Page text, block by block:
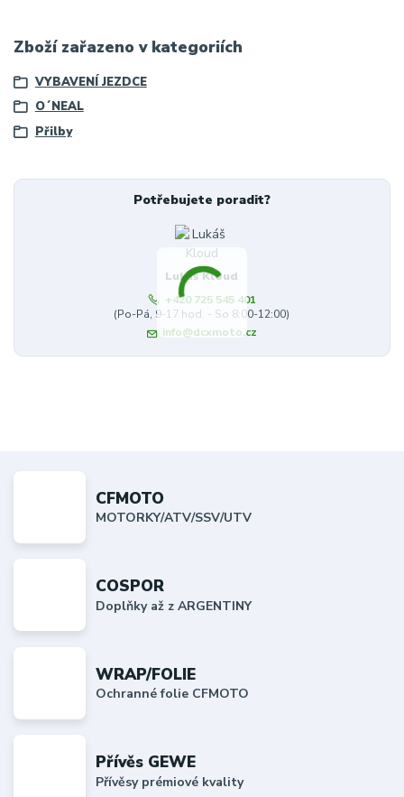
Zboží zařazeno v kategoriích
VYBAVENÍ JEZDCE
O´NEAL
Přilby
Potřebujete poradit?
Lukáš Kloud
+420 725 545 401
(Po-Pá, 9-17 hod. - So 8:00-12:00)
info@dcxmoto.cz
CFMOTO
MOTORKY/ATV/SSV/UTV
COSPOR
Doplňky až z ARGENTINY
WRAP/FOLIE
Ochranné folie CFMOTO
Přívěs GEWE
Přívěsy prémiové kvality